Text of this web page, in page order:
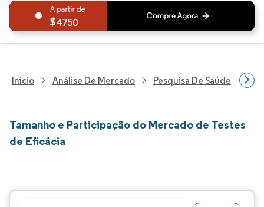
4750
Início Análise De Mercado Pesquisa De Saúde
Tamanho e Participação do Mercado de Testes
de Eficácia